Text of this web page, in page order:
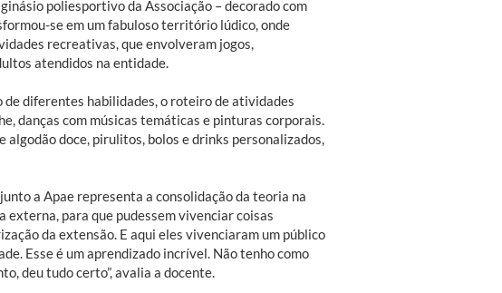
poliesportivo da Associação – decorado com
se em um fabuloso território lúdico, onde
recreativas, que envolveram jogos,
atendidos na entidade.
diferentes habilidades, o roteiro de atividades
danças com músicas temáticas e pinturas corporais.
doce, pirulitos, bolos e drinks personalizados,
a Apae representa a consolidação da teoria na
para que pudessem vivenciar coisas
da extensão. E aqui eles vivenciaram um público
Esse é um aprendizado incrível. Não tenho como
deu tudo certo”, avalia a docente.